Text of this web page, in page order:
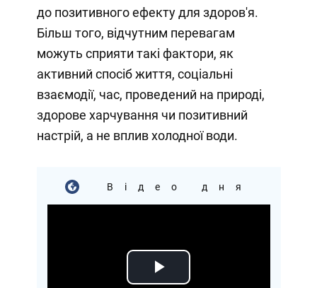
до позитивного ефекту для здоров'я.
Більш того, відчутним перевагам
можуть сприяти такі фактори, як
активний спосіб життя, соціальні
взаємодії, час, проведений на природі,
здорове харчування чи позитивний
настрій, а не вплив холодної води.
Відео дня
Play